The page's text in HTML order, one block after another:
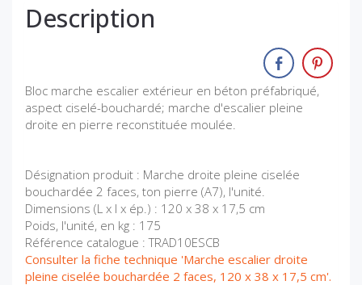
Description
Bloc marche escalier extérieur en béton préfabriqué,
aspect ciselé-bouchardé; marche d'escalier pleine
droite en pierre reconstituée moulée.
Désignation produit : Marche droite pleine ciselée
bouchardée 2 faces, ton pierre (A7), l'unité.
Dimensions (L x l x ép.) : 120 x 38 x 17,5 cm
Poids, l'unité, en kg : 175
Référence catalogue : TRAD10ESCB
Consulter la fiche technique 'Marche escalier droite
pleine ciselée bouchardée 2 faces, 120 x 38 x 17,5 cm'.